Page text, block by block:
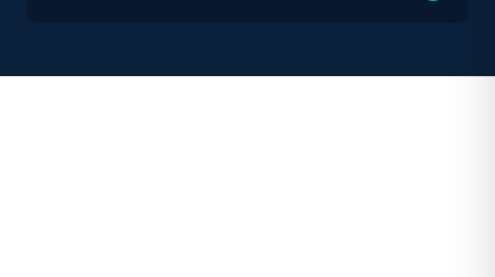
ขนาดตัวอักษร